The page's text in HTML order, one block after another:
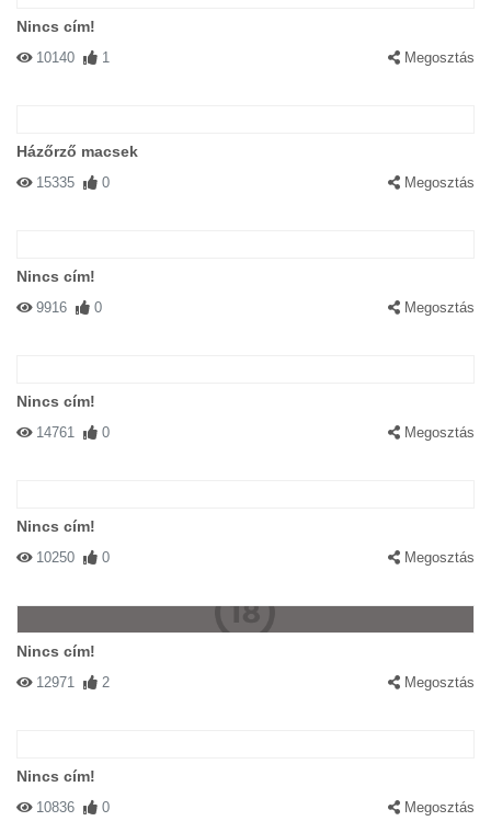
Nincs cím!
10140 1 Megosztás
Házőrző macsek
15335 0 Megosztás
Nincs cím!
9916 0 Megosztás
Nincs cím!
14761 0 Megosztás
Nincs cím!
10250 0 Megosztás
Nincs cím!
12971 2 Megosztás
Nincs cím!
10836 0 Megosztás